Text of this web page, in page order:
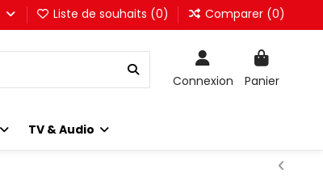
Liste de souhaits (0) Comparer (0)
Connexion Panier
TV & Audio